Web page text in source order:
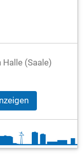
(Saale)